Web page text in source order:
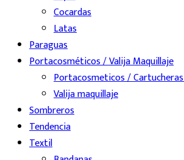
Cocardas
Latas
Paraguas
Portacosméticos / Valija Maquillaje
Portacosmeticos /
Valija maquillaje
Sombreros
Tendencia
Textil